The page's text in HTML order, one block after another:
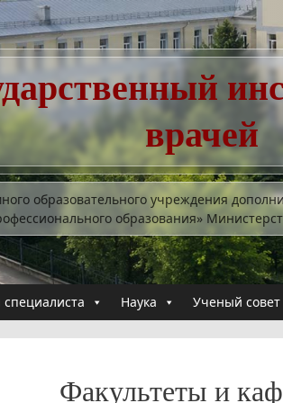
врачей
образовательного учреждения
образования»
Наука Ученый совет
Факультеты и